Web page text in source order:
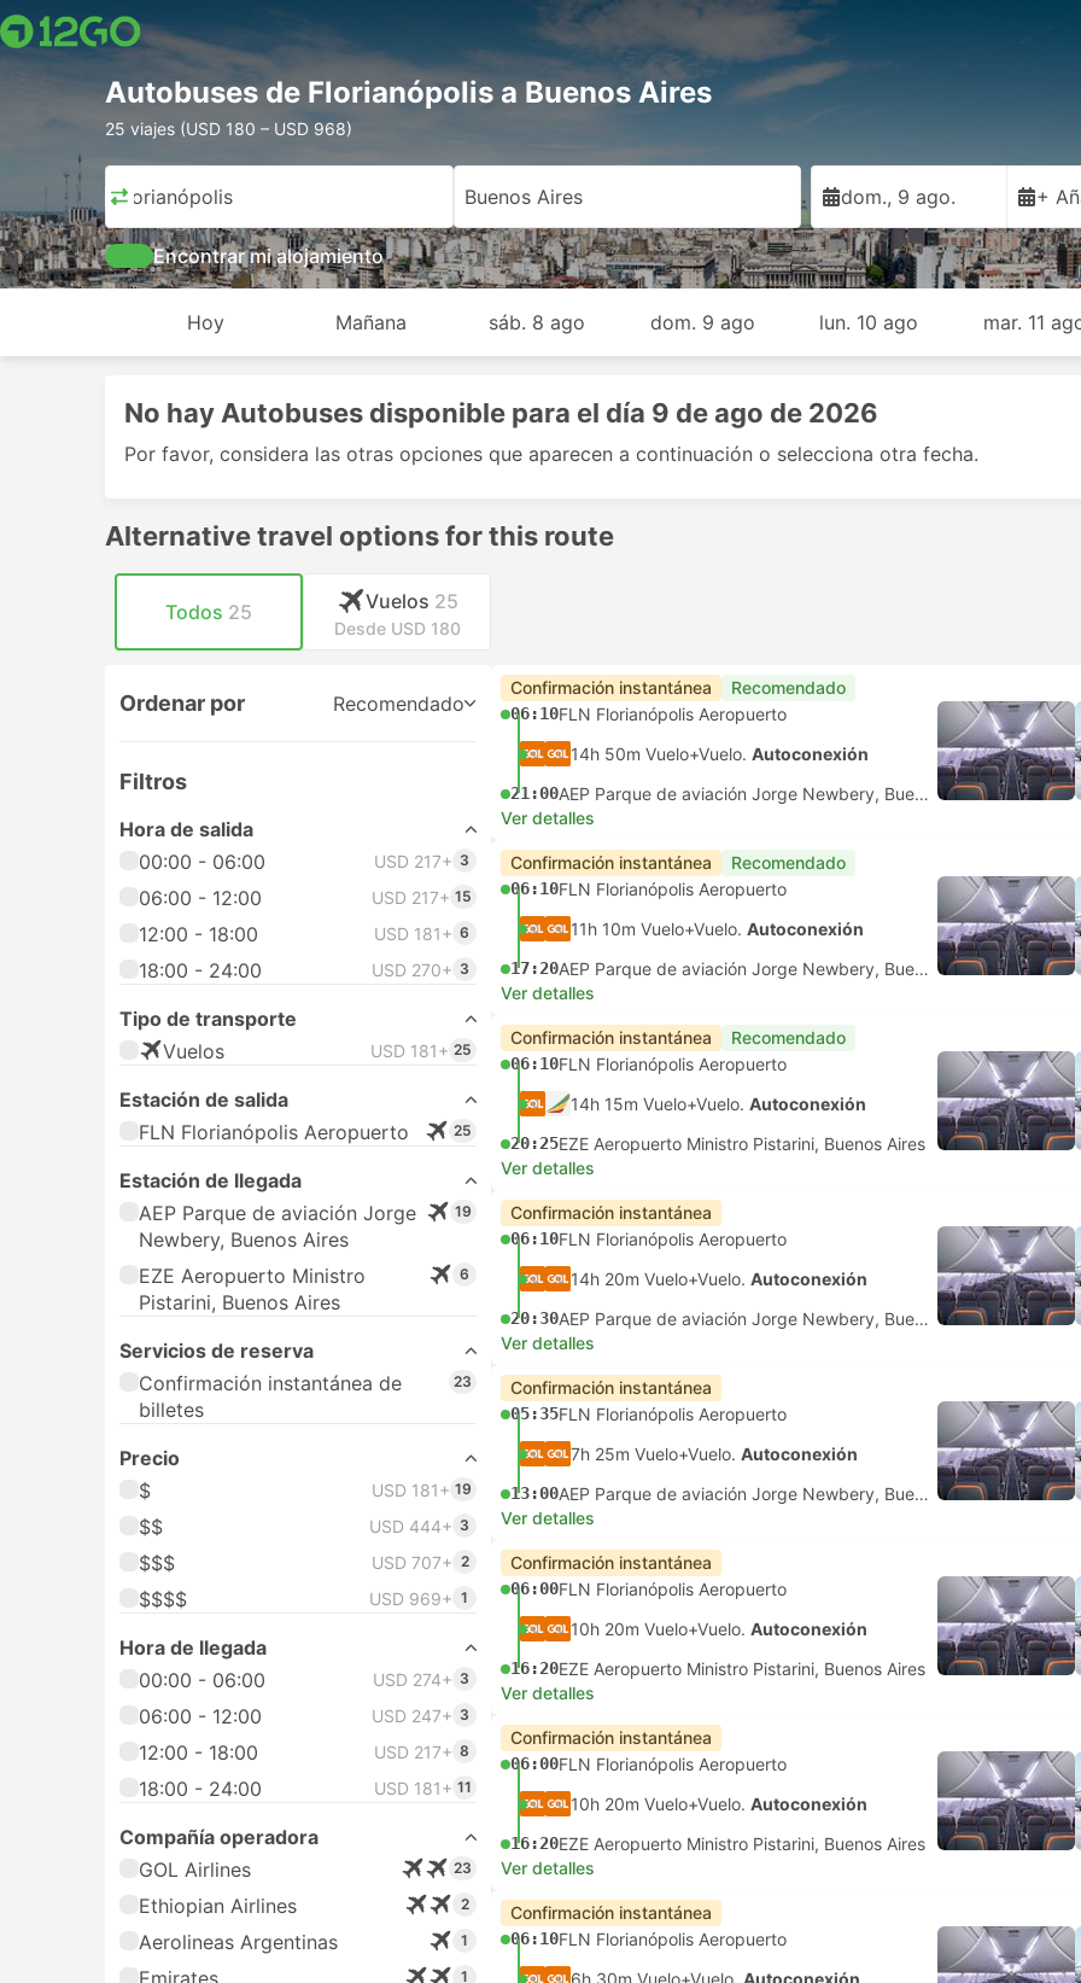
Autobuses de Florianópolis a Buenos Aires
25 viajes (USD 180 – USD 968)
Florianópolis Buenos Aires dom., 9 ago. +
Encontrar mi alojamiento
Hoy Mañana sáb. 8 ago dom. 9 ago lun. 10 ago mar. 11
No hay Autobuses disponible para el día 9 de ago de 2026
Por favor, considera las otras opciones que aparecen a continuación o selecciona otra fecha.
Alternative travel options for this route
Todos 25 Vuelos 25
Desde USD 180
Ordenar por Recomendado
Filtros
Hora de salida
00:00 - 06:00
USD 217+ 3
06:00 - 12:00 USD 217+ 15
12:00 - 18:00 USD 181+ 6
18:00 - 24:00 USD 270+ 3
Tipo de transporte
Vuelos
USD 181+ 25
Estación de salida
FLN Florianópolis Aeropuerto
25
Estación de llegada
AEP Parque de aviación Jorge
Newbery, Buenos Aires
19
EZE Aeropuerto Ministro
Pistarini, Buenos Aires
6
Servicios de reserva
Confirmación instantánea de
billetes
23
Precio
$
USD 181+ 19
$$ USD 444+ 3
$$$ USD 707+ 2
$$$$ USD 969+ 1
Hora de llegada
00:00 - 06:00
USD 274+ 3
06:00 - 12:00 USD 247+ 3
12:00 - 18:00 USD 217+ 8
18:00 - 24:00 USD 181+ 11
Compañía operadora
GOL Airlines
23
Ethiopian Airlines 2
Aerolineas Argentinas 1
Emirates 1
Confirmación instantánea Recomendado
06:10FLN Florianópolis Aeropuerto
14h 50m Vuelo+Vuelo. Autoconexión
21:00
AEP Parque de aviación Jorge Newbery, Buenos Aires
Ver detalles
Confirmación instantánea Recomendado
06:10FLN Florianópolis Aeropuerto
11h 10m Vuelo+Vuelo. Autoconexión
17:20
AEP Parque de aviación Jorge Newbery, Buenos Aires
Ver detalles
Confirmación instantánea Recomendado
06:10FLN Florianópolis Aeropuerto
14h 15m Vuelo+Vuelo. Autoconexión
20:25EZE Aeropuerto Ministro Pistarini, Buenos Aires
Ver detalles
Confirmación instantánea
06:10FLN Florianópolis Aeropuerto
14h 20m Vuelo+Vuelo. Autoconexión
20:30
AEP Parque de aviación Jorge Newbery, Buenos Aires
Ver detalles
Confirmación instantánea
05:35FLN Florianópolis Aeropuerto
7h 25m Vuelo+Vuelo. Autoconexión
13:00
AEP Parque de aviación Jorge Newbery, Buenos Aires
Ver detalles
Confirmación instantánea
06:00FLN Florianópolis Aeropuerto
10h 20m Vuelo+Vuelo. Autoconexión
16:20EZE Aeropuerto Ministro Pistarini, Buenos Aires
Ver detalles
Confirmación instantánea
06:00FLN Florianópolis Aeropuerto
10h 20m Vuelo+Vuelo. Autoconexión
16:20EZE Aeropuerto Ministro Pistarini, Buenos Aires
Ver detalles
Confirmación instantánea
06:10FLN Florianópolis Aeropuerto
6h 30m Vuelo+Vuelo. Autoconexión